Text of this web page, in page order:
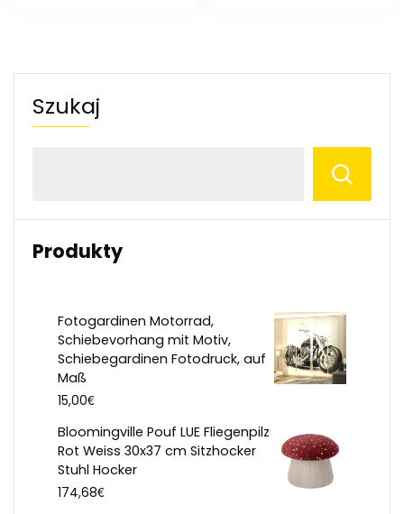
Szukaj
Produkty
Fotogardinen Motorrad,
Schiebevorhang mit Motiv,
Schiebegardinen Fotodruck, auf
Maß
15,00€
Bloomingville Pouf LUE Fliegenpilz
Rot Weiss 30x37 cm Sitzhocker
Stuhl Hocker
174,68€